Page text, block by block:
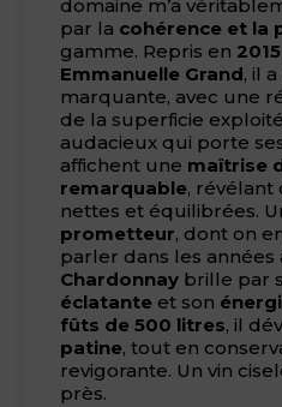
domaine m’a
par la cohérence et la
gamme. Repris en
Emmanuelle Grand, il
marquante, avec une
de la superficie
audacieux qui porte
affichent une maîtrise
remarquable, révélant
nettes et équilibrées.
prometteur, dont on
parler dans les années
Chardonnay brille par
éclatante et son
fûts de 500 litres, il
patine, tout en
revigorante. Un vin
près.